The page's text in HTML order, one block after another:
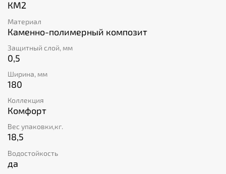
КМ2
Материал
Каменно-полимерный композит
Защитный слой, мм
0,5
Ширина, мм
180
Коллекция
Комфорт
Вес упаковки,кг.
18,5
Водостойкость
да